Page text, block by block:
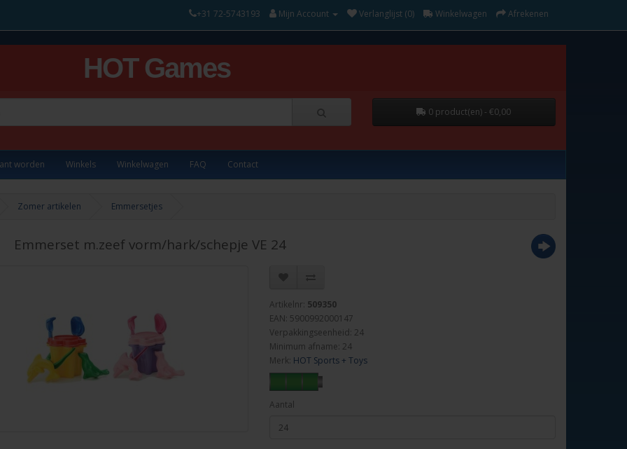
+31 72-5743193 Mijn Account Verlanglijst (0) Winkelwagen Afrekenen
HOT Games
0 product(en) - €0,00
worden Winkels Winkelwagen FAQ Contact
Zomer artikelen Emmersetjes
Emmerset m.zeef vorm/hark/schepje VE 24
Artikelnr: 509350
EAN: 5900992000147
Verpakkingseenheid: 24
Minimum afname: 24
Merk: HOT Sports + Toys
Aantal